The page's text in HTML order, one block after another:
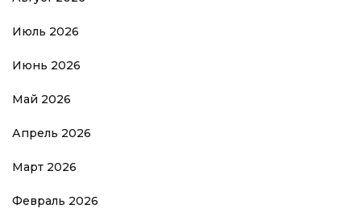
Июль 2026
Июнь 2026
Май 2026
Апрель 2026
Март 2026
Февраль 2026